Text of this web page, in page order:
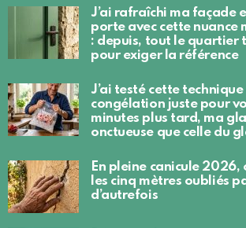
J’ai rafraîchi ma façade
porte avec cette nuance
: depuis, tout le quartier
pour exiger la référence
J’ai testé cette technique
congélation juste pour
minutes plus tard, ma
onctueuse que celle du
En pleine canicule 2026,
les cinq mètres oubliés
d’autrefois